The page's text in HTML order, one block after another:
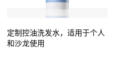
定制控油洗发水，适用于个人
和沙龙使用